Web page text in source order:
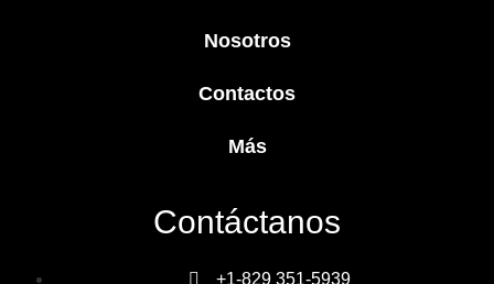
Nosotros
Contactos
Más
Contáctanos
+1-829 351-5939